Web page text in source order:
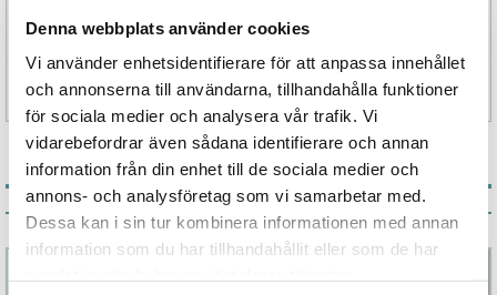
Denna webbplats använder cookies
Vi använder enhetsidentifierare för att anpassa innehållet
och annonserna till användarna, tillhandahålla funktioner
för sociala medier och analysera vår trafik. Vi
vidarebefordrar även sådana identifierare och annan
information från din enhet till de sociala medier och
annons- och analysföretag som vi samarbetar med.
Dessa kan i sin tur kombinera informationen med annan
information som du har tillhandahållit eller som de har
Specifikation
Associerade produkter